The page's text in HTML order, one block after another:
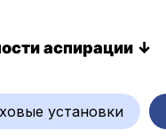
аспирации ↓
установки